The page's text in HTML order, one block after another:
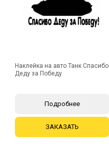
Наклейка на авто Танк Спасибо
Деду за Победу
Подробнее
ЗАКАЗАТЬ